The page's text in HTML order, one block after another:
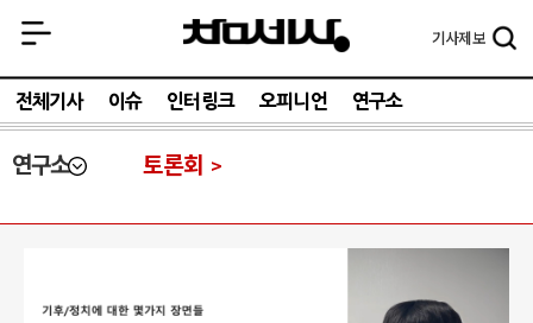
기사제보
전체기사 이슈 인터링크 오피니언 연구소
연구소 토론회